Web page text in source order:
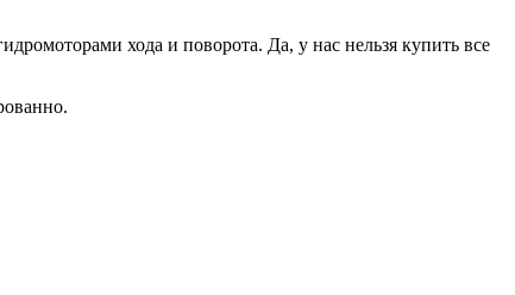
хода и поворота. Да, у нас нельзя купить все